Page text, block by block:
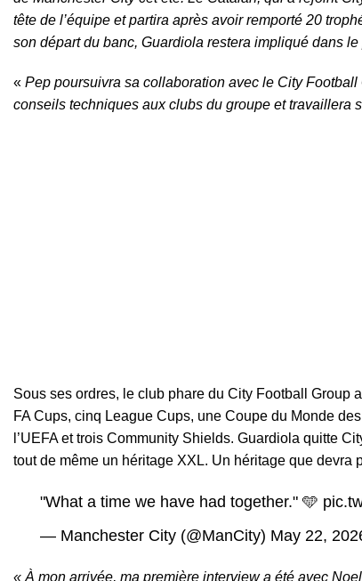
tête de l’équipe et partira après avoir remporté 20
son départ du banc, Guardiola restera impliqué dans
« Pep poursuivra sa collaboration avec le City
conseils techniques aux clubs du groupe et travaillera
Sous ses ordres, le club phare du City Football Group
FA Cups, cinq League Cups, une Coupe du Monde
l’UEFA et trois Community Shields. Guardiola quitte
tout de même un héritage XXL. Un héritage que
"What a time we have had together." 🩵
— Manchester City (@ManCity) May 22,
« À mon arrivée, ma première interview a été avec